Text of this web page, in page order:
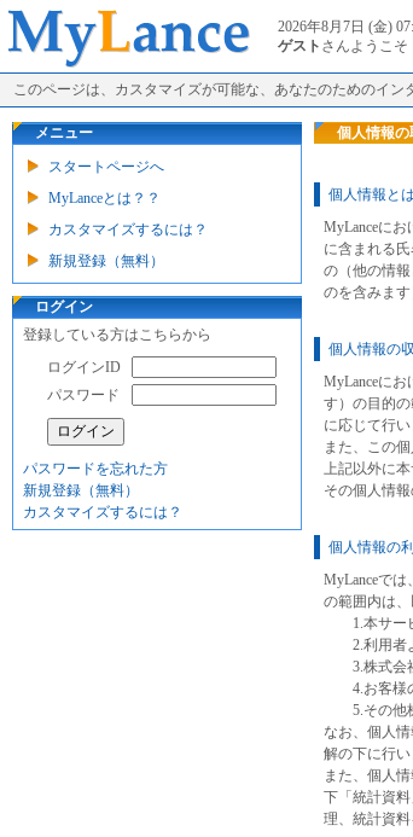
2026年8月7日 (金)
ゲスト さんようこそ
このページは、カスタマイズが可能な、あなたのためのイン
メニュー
スタートページへ
MyLanceとは？？
カスタマイズするには？
新規登録（無料）
ログイン
登録している方はこちらから
ログインID
パスワード
パスワードを忘れた方
新規登録（無料）
カスタマイズするには？
個人情報の
個人情報とは
MyLanceに
に含まれる
の（他の情
のを含みます
個人情報の
MyLanceに
す）の目的
に応じて行い
また、この
上記以外に
その個人情
個人情報の
MyLanceで
の範囲内は、
1.本サービ
2.利用者
3.株式会社
4.お客様の
5.その他株
なお、個人
解の下に行い
また、個人
下「統計資
理、統計資料